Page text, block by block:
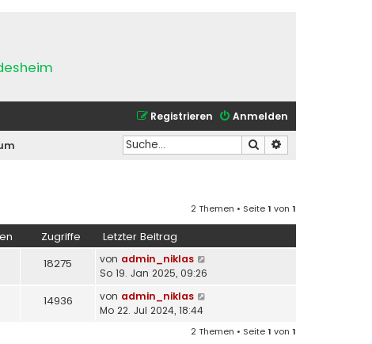
Anmelden
Registrieren
Suche
2 Themen • Seite1 von 1
Zugriffe Letzter Beitrag
18275 von admin_niklas
So 19. Jan 2025, 09:26
14936 von admin_niklas
Mo 22. Jul 2024, 18:44
2 Themen • Seite1 von 1